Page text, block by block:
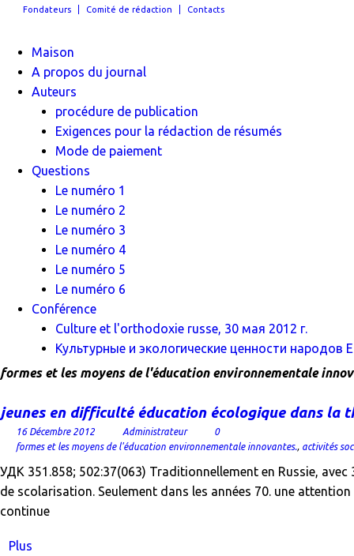
Fondateurs Comité de rédaction Contacts
Maison
A propos du journal
Auteurs
procédure de publication
Exigences pour la rédaction de résumés
Mode de paiement
Questions
Le numéro 1
Le numéro 2
Le numéro 3
Le numéro 4
Le numéro 5
Le numéro 6
Conférence
Culture et l'orthodoxie russe, 30 мая 2012 г.
Культурные и экологические ценности народов
formes et les moyens de l'éducation environnementale
jeunes en difficulté éducation écologique dans
16 Décembre 2012 Administrateur
0
formes et les moyens de l'éducation environnementale innovantes., activités
УДК 351.858; 502:37(063) Traditionnellement en Russie,
de scolarisation. Seulement dans les années 70. une
continue
Plus